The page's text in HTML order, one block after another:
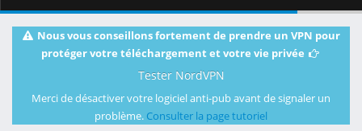
Nous vous conseillons fortement de prendre un VPN pour
protéger votre téléchargement et votre vie privée
Tester NordVPN
Merci de désactiver votre logiciel anti-pub avant de signaler un
problème. Consulter la page tutoriel